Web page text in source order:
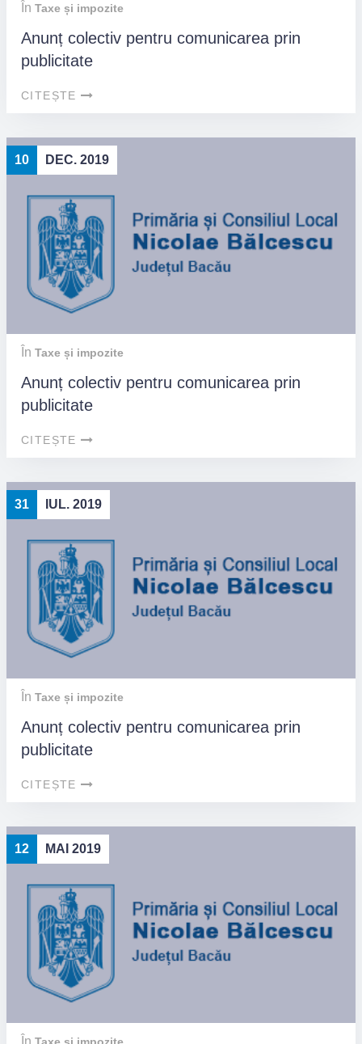
În Taxe și impozite
Anunț colectiv pentru comunicarea prin
publicitate
CITEȘTE
10 DEC. 2019
În Taxe și impozite
Anunț colectiv pentru comunicarea prin
publicitate
CITEȘTE
31 IUL. 2019
În Taxe și impozite
Anunț colectiv pentru comunicarea prin
publicitate
CITEȘTE
12 MAI 2019
În